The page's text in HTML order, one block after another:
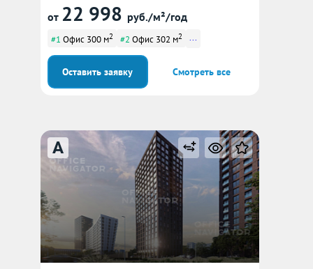
от 22 998 руб./м²/год
#1 Офис 300 м2 #2 Офис 302 м2 ...
Оставить заявку Смотреть все
A